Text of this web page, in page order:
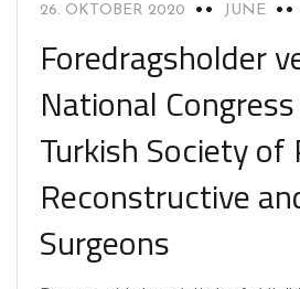
26. OKTOBER 2020 JUNE
Foredragsholder
National
Turkish Society of
Reconstructive
Surgeons